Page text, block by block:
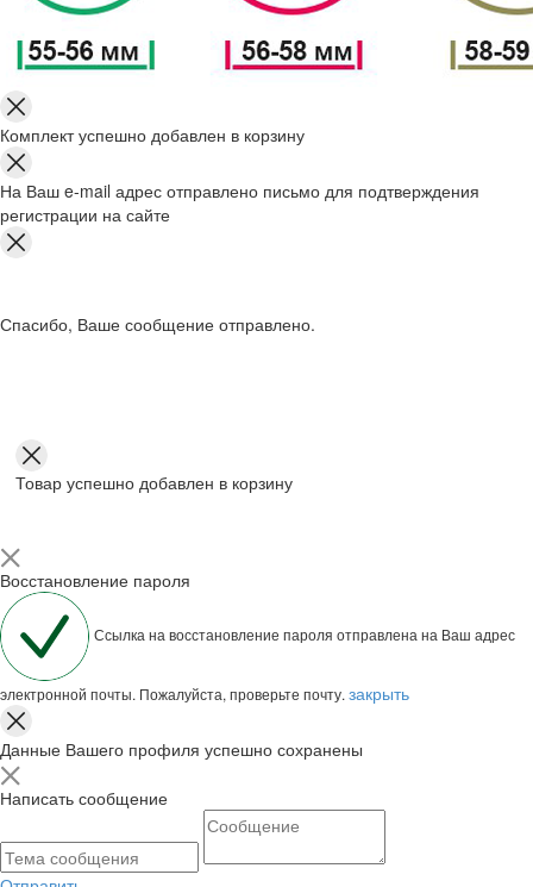
Комплект успешно добавлен в корзину
На Ваш e-mail адрес отправлено письмо для подтверждения
регистрации на сайте
Спасибо, Ваше сообщение отправлено.
Товар успешно добавлен в корзину
Восстановление пароля
Ссылка на восстановление пароля отправлена на Ваш адрес
электронной почты. Пожалуйста, проверьте почту. закрыть
Данные Вашего профиля успешно сохранены
Написать сообщение